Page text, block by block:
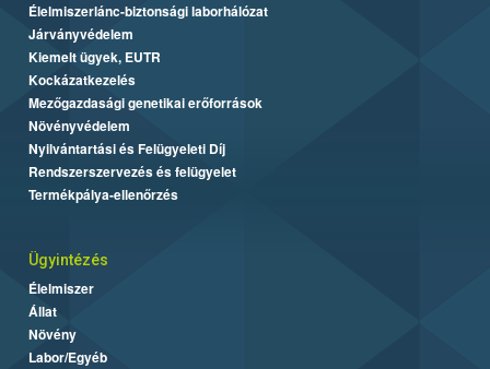
Élelmiszerlánc-biztonsági laborhálózat
Járványvédelem
Kiemelt ügyek, EUTR
Kockázatkezelés
Mezőgazdasági genetikai erőforrások
Növényvédelem
Nyilvántartási és Felügyeleti Díj
Rendszerszervezés és felügyelet
Termékpálya-ellenőrzés
Ügyintézés
Élelmiszer
Állat
Növény
Labor/Egyéb